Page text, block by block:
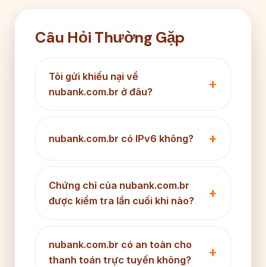
Câu Hỏi Thường Gặp
Tôi gửi khiếu nại về
nubank.com.br ở đâu?
nubank.com.br có IPv6 không?
Chứng chỉ của nubank.com.br
được kiểm tra lần cuối khi nào?
nubank.com.br có an toàn cho
thanh toán trực tuyến không?